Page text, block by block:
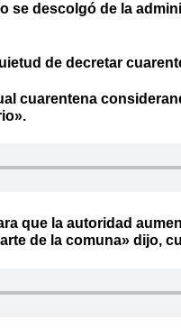
se descolgó de la
de decretar
cuarentena
que la autoridad
de la comuna» dijo,